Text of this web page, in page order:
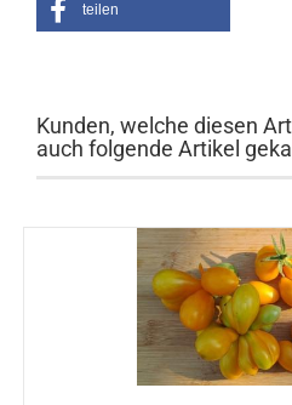
teilen
Kunden, welche diesen
auch folgende Artikel